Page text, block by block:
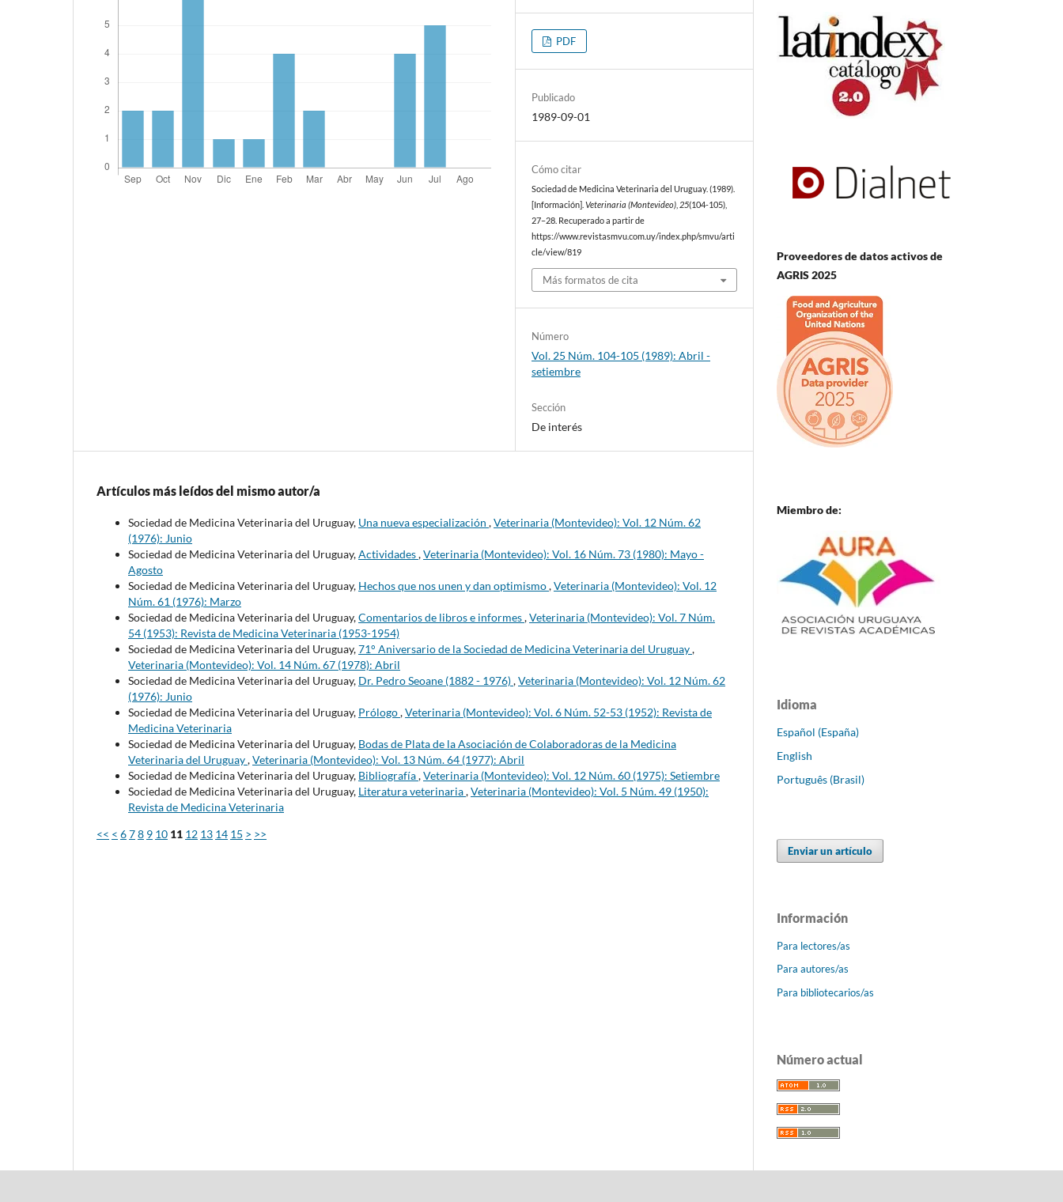
PDF
Publicado
1989-09-01
Cómo citar
Sociedad de Medicina Veterinaria del Uruguay. (1989).
[Información].Veterinaria (Montevideo) 25(104-105),
27–28. Recuperado a partir de
https://www.revistasmvu.com.uy/index.php/smvu/arti
cle/view/819
Más formatos de cita
Número
Vol. 25 Núm. 104-105 (1989): Abril -
setiembre
Sección
De interés
Artículos más leídos del mismo autor/a
Sociedad de Medicina Veterinaria del Uruguay, Una nueva especialización ,Veterinaria (Montevideo): Vol. 12 Núm. 62
(1976): Junio
Sociedad de Medicina Veterinaria del Uruguay,Actividades,Veterinaria (Montevideo): Vol. 16 Núm. 73 (1980): Mayo -
Agosto
Sociedad de Medicina Veterinaria del Uruguay, Hechos que nos unen y dan optimismo,Veterinaria (Montevideo): Vol. 12
Núm. 61 (1976): Marzo
Sociedad de Medicina Veterinaria del Uruguay,Comentarios de libros e informes,Veterinaria (Montevideo): Vol. 7 Núm.
54 (1953): Revista de Medicina Veterinaria (1953-1954)
Sociedad de Medicina Veterinaria del Uruguay,71° Aniversario de la Sociedad de Medicina Veterinaria del Uruguay,
Veterinaria (Montevideo): Vol. 14 Núm. 67 (1978): Abril
Sociedad de Medicina Veterinaria del Uruguay, Dr. Pedro Seoane (1882 - 1976),Veterinaria (Montevideo): Vol. 12 Núm. 62
(1976): Junio
Sociedad de Medicina Veterinaria del Uruguay, Prólogo,Veterinaria (Montevideo): Vol. 6 Núm. 52-53 (1952): Revista de
Medicina Veterinaria
Sociedad de Medicina Veterinaria del Uruguay, Bodas de Plata de la Asociación de Colaboradoras de la Medicina
Veterinaria del Uruguay,Veterinaria (Montevideo): Vol. 13 Núm. 64 (1977): Abril
Sociedad de Medicina Veterinaria del Uruguay, Bibliografía,Veterinaria (Montevideo): Vol. 12 Núm. 60 (1975): Setiembre
Sociedad de Medicina Veterinaria del Uruguay, Literatura veterinaria,Veterinaria (Montevideo): Vol. 5 Núm. 49 (1950):
Revista de Medicina Veterinaria
<< < 678 9 10 11 12 13 14 15 > >>
Proveedores de datos activos de
AGRIS 2025
Miembro de:
Idioma
Español (España)
English
Português (Brasil)
Enviar un artículo
Información
Para lectores/as
Para autores/as
Para bibliotecarios/as
Número actual